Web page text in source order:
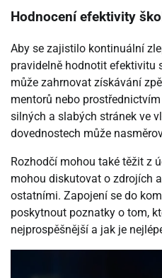
Hodnocení efektivity
Aby se zajistilo kontinuální
pravidelně hodnotit efektivitu
může zahrnovat získávání
mentorů nebo
silných a slabých stránek ve
dovednostech může
Rozhodčí mohou také těžit z
mohou diskutovat o zdrojích
ostatními. Zapojení se do
poskytnout poznatky o tom,
nejprospěšnější a jak je